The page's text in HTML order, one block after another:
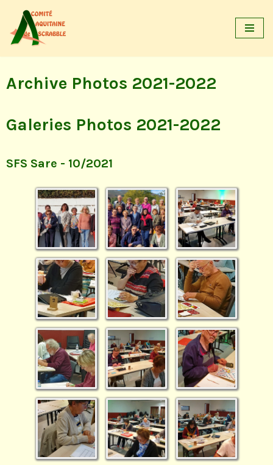
Aller
au
Archive Photos 2021-2022
Galeries Photos 2021-2022
SFS Sare - 10/2021